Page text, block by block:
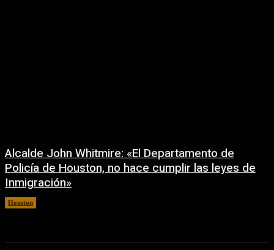
Alcalde John Whitmire: «El Departamento de
Policía de Houston, no hace cumplir las leyes de
Inmigración»
Houston